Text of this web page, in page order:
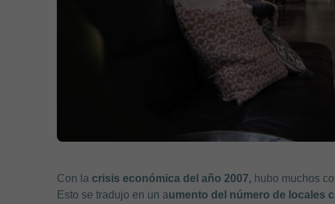
Con la crisis económica del año 2007, hubo muchos
Esto se tradujo en un aumento del número de locales